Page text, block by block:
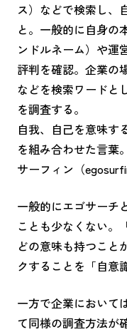
ス）などで検索し、
と。一般的に自身の
ンドルネーム）や運
評判を確認。企業の
などを検索ワードと
を調査する。
自我、自己を意味す
を組み合わせた言葉
サーフィン（
一般的にエゴサーチ
ことも少なくない。
どの意味も持つこと
クすることを「自意
一方で企業において
て同様の調査方法が